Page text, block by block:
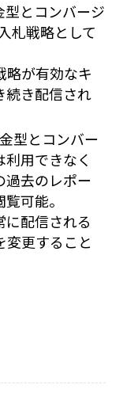
とコンバージ
札戦略として
が有効なキ
続き配信され
型とコンバー
用できなく
過去のレポー
可能。
配信される
変更すること